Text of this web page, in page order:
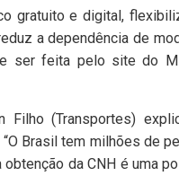
gratuito e digital,
a dependência de
ser feita pelo site do
(Transportes)
Brasil tem milhões de
da CNH é uma